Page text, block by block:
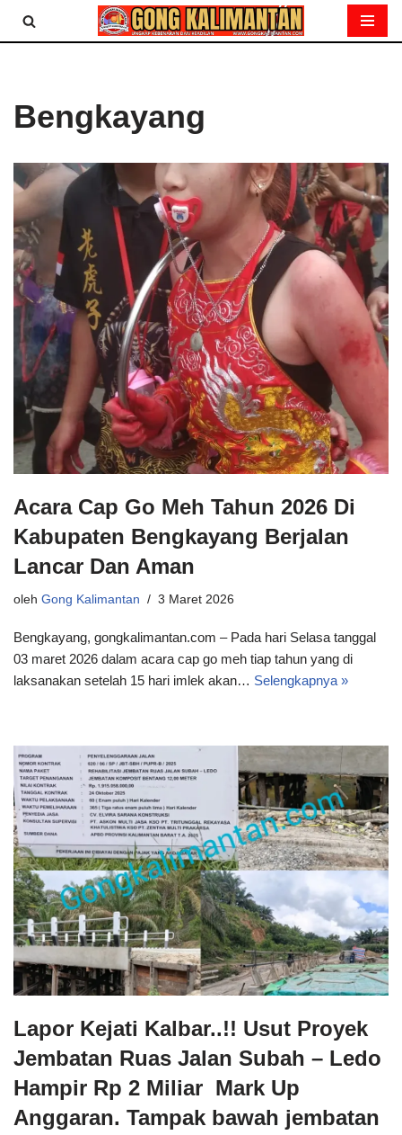
Lompat
Bengkayang
Acara Cap Go Meh Tahun 2026 Di
Kabupaten Bengkayang Berjalan
Lancar Dan Aman
oleh Gong Kalimantan 3 Maret 2026
Bengkayang, gongkalimantan.com – Pada hari Selasa tanggal
03 maret 2026 dalam acara cap go meh tiap tahun yang di
laksanakan setelah 15 hari imlek akan… Selengkapnya »
Lapor Kejati Kalbar..!! Usut Proyek
Jembatan Ruas Jalan Subah – Ledo
Hampir Rp 2 Miliar Mark Up
Anggaran. Tampak bawah jembatan